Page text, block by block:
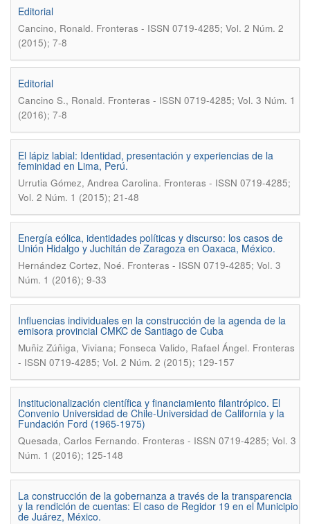
Editorial
Cancino, Ronald. Fronteras - ISSN 0719-4285; Vol. 2 Núm. 2
(2015); 7-8
Editorial
Cancino S., Ronald. Fronteras - ISSN 0719-4285; Vol. 3 Núm. 1
(2016); 7-8
El lápiz labial: Identidad, presentación y experiencias de la
feminidad en Lima, Perú.
Urrutia Gómez, Andrea Carolina. Fronteras - ISSN 0719-4285;
Vol. 2 Núm. 1 (2015); 21-48
Energía eólica, identidades políticas y discurso: los casos de
Unión Hidalgo y Juchitán de Zaragoza en Oaxaca, México.
Hernández Cortez, Noé. Fronteras - ISSN 0719-4285; Vol. 3
Núm. 1 (2016); 9-33
Influencias individuales en la construcción de la agenda de la
emisora provincial CMKC de Santiago de Cuba
Muñiz Zúñiga, Viviana; Fonseca Valido, Rafael Ángel. Fronteras
- ISSN 0719-4285; Vol. 2 Núm. 2 (2015); 129-157
Institucionalización científica y financiamiento filantrópico. El
Convenio Universidad de Chile-Universidad de California y la
Fundación Ford (1965-1975)
Quesada, Carlos Fernando. Fronteras - ISSN 0719-4285; Vol. 3
Núm. 1 (2016); 125-148
La construcción de la gobernanza a través de la transparencia
y la rendición de cuentas: El caso de Regidor 19 en el Municipio
de Juárez, México.